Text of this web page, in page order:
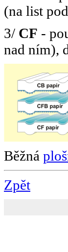
(na list
3/ CF -
nad ním),
Běžná
Zpět